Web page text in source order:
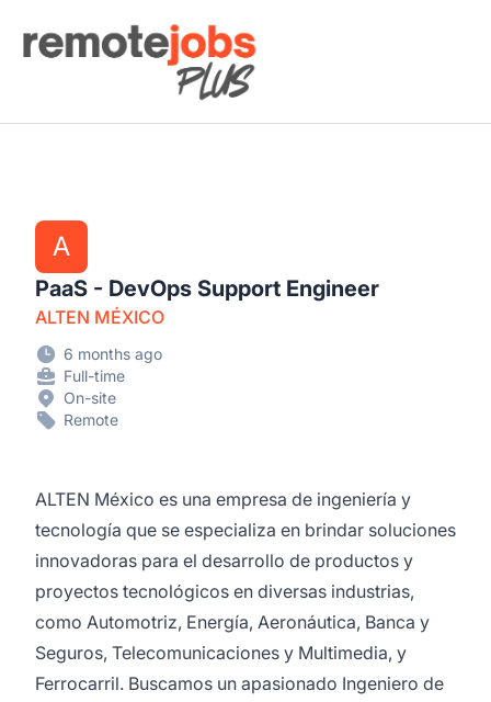
Remote Jobs Plus
A
PaaS - DevOps Support Engineer
ALTEN MÉXICO
6 months ago
Full-time
On-site
Remote
ALTEN México es una empresa de ingeniería y
tecnología que se especializa en brindar soluciones
innovadoras para el desarrollo de productos y
proyectos tecnológicos en diversas industrias,
como Automotriz, Energía, Aeronáutica, Banca y
Seguros, Telecomunicaciones y Multimedia, y
Ferrocarril. Buscamos un apasionado Ingeniero de